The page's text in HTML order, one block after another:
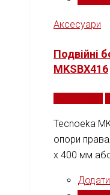
Аксесуари
Подвійні
MKSBX416
Tecnoeka
опори
х 400 мм